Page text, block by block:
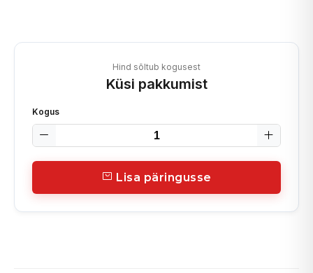
Hind sõltub kogusest
Küsi pakkumist
Kogus
Lisa päringusse